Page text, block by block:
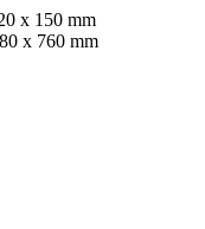
x 150 mm
x 760 mm